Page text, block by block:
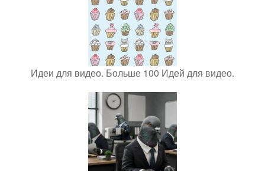
Идеи для видео. Больше 100 Идей для видео.